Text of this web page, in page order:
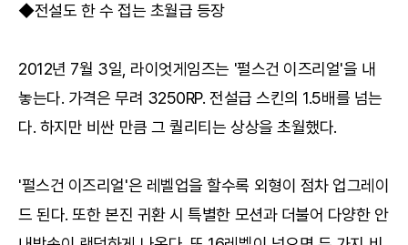
◆전설도 한 수 접는 초월급 등장
2012년 7월 3일, 라이엇게임즈는 '펄스건 이즈리얼'을 내
놓는다. 가격은 무려 3250RP. 전설급 스킨의 1.5배를 넘는
다. 하지만 비싼 만큼 그 퀄리티는 상상을 초월했다.
'펄스건 이즈리얼'은 레벨업을 할수록 외형이 점차 업그레이
드 된다. 또한 본진 귀환 시 특별한 모션과 더불어 다양한 안